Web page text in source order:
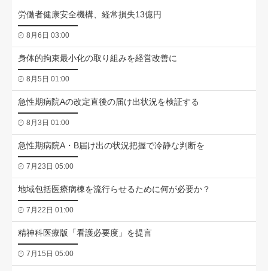
労働者健康安全機構、経常損失13億円
8月6日 03:00
身体的拘束最小化の取り組みを経営改善に
8月5日 01:00
急性期病院Aの改定直後の届け出状況を検証する
8月3日 01:00
急性期病院A・B届け出の状況把握で冷静な判断を
7月23日 05:00
地域包括医療病棟を流行らせるために何が必要か？
7月22日 01:00
精神科医療版「看護必要度」を提言
7月15日 05:00